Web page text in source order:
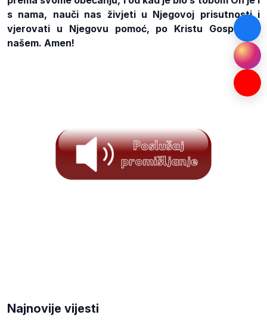
s nama, nauči nas živjeti u Njegovoj prisutnosti i
vjerovati u Njegovu pomoć, po Kristu Gospodinu
našem. Amen!
Najnovije vijesti